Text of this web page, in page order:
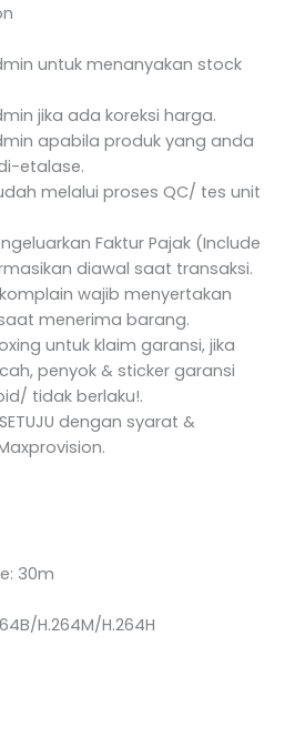
untuk menanyakan stock
jika ada koreksi harga.
apabila produk yang anda
etalase.
melalui proses QC/ tes unit
Faktur Pajak (Include
diawal saat transaksi.
wajib menyertakan
menerima barang.
untuk klaim garansi, jika
penyok & sticker garansi
tidak berlaku!.
dengan syarat &
30m
H.264M/H.264H